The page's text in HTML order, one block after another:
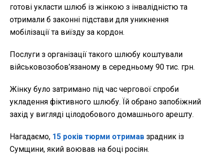
готові укласти шлюб із жінкою з інвалідністю та
отримали б законні підстави для уникнення
мобілізації та виїзду за кордон.
Послуги з організації такого шлюбу коштували
військовозобов’язаному в середньому 90 тис. грн.
Жінку було затримано під час чергової спроби
укладення фіктивного шлюбу. Їй обрано запобіжний
захід у вигляді цілодобового домашнього арешту.
Нагадаємо, 15 років тюрми отримав зрадник із
Сумщини, який воював на боці росіян.